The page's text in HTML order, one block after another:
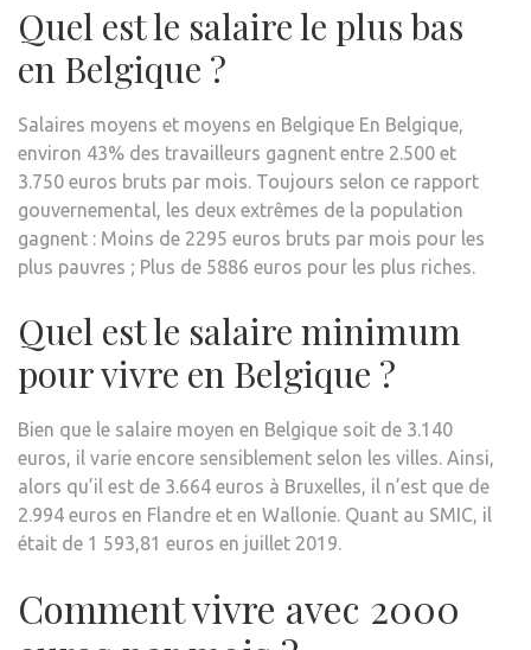
Quel est le salaire le plus bas
en Belgique ?
Salaires moyens et moyens en Belgique En Belgique,
environ 43% des travailleurs gagnent entre 2.500 et
3.750 euros bruts par mois. Toujours selon ce rapport
gouvernemental, les deux extrêmes de la population
gagnent : Moins de 2295 euros bruts par mois pour les
plus pauvres ; Plus de 5886 euros pour les plus riches.
Quel est le salaire minimum
pour vivre en Belgique ?
Bien que le salaire moyen en Belgique soit de 3.140
euros, il varie encore sensiblement selon les villes. Ainsi,
alors qu’il est de 3.664 euros à Bruxelles, il n’est que de
2.994 euros en Flandre et en Wallonie. Quant au SMIC, il
était de 1 593,81 euros en juillet 2019.
Comment vivre avec 2000